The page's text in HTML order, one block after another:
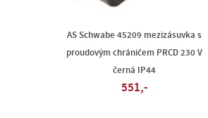
AS Schwabe 45209 mezizásuvka s
proudovým chráničem PRCD 230 V
černá IP44
551,-